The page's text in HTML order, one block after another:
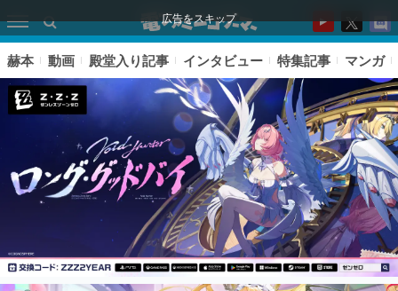
広告をスキップ
赫本 動画 殿堂入り記事 インタビュー 特集記事 マンガ